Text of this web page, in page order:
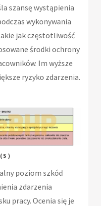
szansę wystąpienia
wykonywania
jak częstotliwość
środki ochrony
Im wyższe
ryzyko zdarzenia.
poziom szkód
zdarzenia
pracy. Ocenia się je